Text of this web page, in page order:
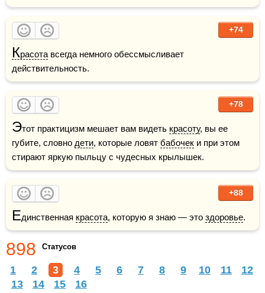
+74
Красота всегда немного обессмысливает
действительность.
+78
Этот практицизм мешает вам видеть красоту, вы ее
губите, словно дети, которые ловят бабочек и при этом
стирают яркую пыльцу с чудесных крылышек.
+88
Единственная красота, которую я знаю — это здоровье.
898 Статусов
1 2 3 4 5 6 7 8 9 10 11
12
13
14 15 16